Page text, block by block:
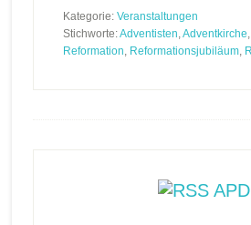
Kategorie: Veranstaltungen
Stichworte:Adventisten,Adventkirche,
Reformation, Reformationsjubiläum,
APD